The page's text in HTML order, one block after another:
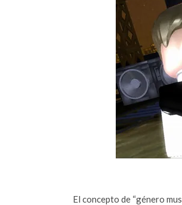
El concepto de “género